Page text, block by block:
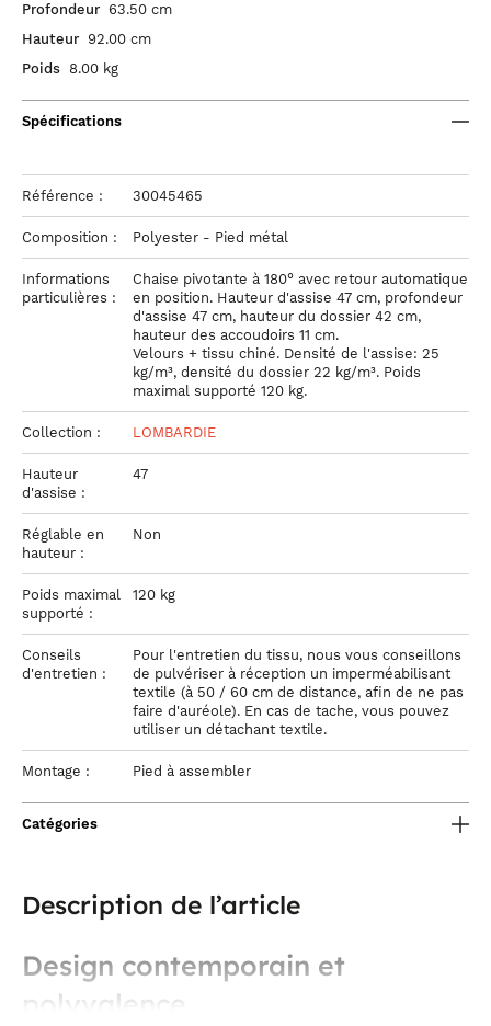
Profondeur 63.50 cm
Hauteur 92.00 cm
Poids 8.00 kg
Spécifications
Référence : 30045465
Composition : Polyester - Pied métal
Informations
particulières :
Chaise pivotante à 180° avec retour automatique
en position. Hauteur d'assise 47 cm, profondeur
d'assise 47 cm, hauteur du dossier 42 cm,
hauteur des accoudoirs 11 cm.
Velours + tissu chiné. Densité de l'assise: 25
kg/m³, densité du dossier 22 kg/m³. Poids
maximal supporté 120 kg.
Collection : LOMBARDIE
Hauteur
d'assise :
47
Réglable en
hauteur :
Non
Poids maximal
supporté :
120 kg
Conseils
d'entretien :
Pour l'entretien du tissu, nous vous conseillons
de pulvériser à réception un imperméabilisant
textile (à 50 / 60 cm de distance, afin de ne pas
faire d'auréole). En cas de tache, vous pouvez
utiliser un détachant textile.
Montage : Pied à assembler
Catégories
Description de l’article
Design contemporain et
polyvalence